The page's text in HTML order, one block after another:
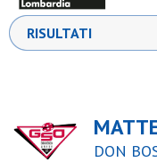
RISULTATI
DON